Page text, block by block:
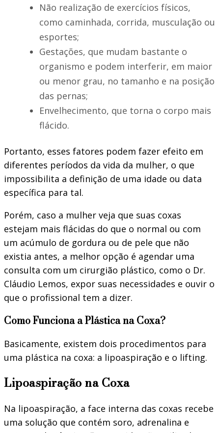
Não realização de exercícios físicos,
como caminhada, corrida, musculação ou
esportes;
Gestações, que mudam bastante o
organismo e podem interferir, em maior
ou menor grau, no tamanho e na posição
das pernas;
Envelhecimento, que torna o corpo mais
flácido.
Portanto, esses fatores podem fazer efeito em
diferentes períodos da vida da mulher, o que
impossibilita a definição de uma idade ou data
específica para tal.
Porém, caso a mulher veja que suas coxas
estejam mais flácidas do que o normal ou com
um acúmulo de gordura ou de pele que não
existia antes, a melhor opção é agendar uma
consulta com um cirurgião plástico, como o Dr.
Cláudio Lemos, expor suas necessidades e ouvir o
que o profissional tem a dizer.
Como Funciona a Plástica na Coxa?
Basicamente, existem dois procedimentos para
uma plástica na coxa: a lipoaspiração e o lifting.
Lipoaspiração na Coxa
Na lipoaspiração, a face interna das coxas recebe
uma solução que contém soro, adrenalina e